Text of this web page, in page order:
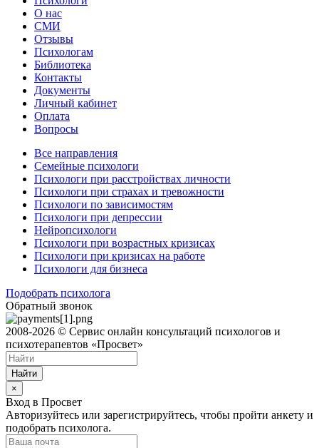
О нас
СМИ
Отзывы
Психологам
Библиотека
Контакты
Документы
Личный кабинет
Оплата
Вопросы
Все направления
Семейные психологи
Психологи при расстройствах личности
Психологи при страхах и тревожности
Психологи по зависимостям
Психологи при депрессии
Нейропсихологи
Психологи при возрастных кризисах
Психологи при кризисах на работе
Психологи для бизнеса
Подобрать психолога
Обратный звонок
2008-2026 © Сервис онлайн консультаций психологов и
психотерапевтов «Просвет»
Найти
×
Вход в Просвет
Авторизуйтесь или зарегистрируйтесь, чтобы пройти анкету и
подобрать психолога.